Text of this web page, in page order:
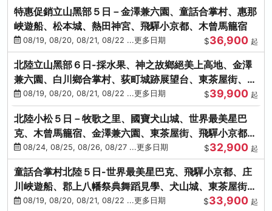
特惠促銷立山黑部５日－金澤兼六園、童話合掌村、惠那
峽遊船、松本城、熱田神宮、飛驒小京都、木曾馬籠宿
08/19, 08/20, 08/21, 08/22 ...更多日期 $36,900 起
北陸立山黑部６日-採水果、神之故鄉絕美上高地、金澤
兼六園、白川鄉合掌村、荻町城跡展望台、東茶屋街、名
花之里絢爛花海
08/19, 08/20, 08/21, 08/22 ...更多日期 $39,900 起
北陸小松５日－牧歌之里、國寶犬山城、世界最美星巴
克、木曾馬籠宿、金澤兼六園、東茶屋街、飛驒小京都、
白川鄉合掌村
08/24, 08/25, 08/26, 08/27 ...更多日期 $32,900 起
童話合掌村北陸５日-世界最美星巴克、飛驒小京都、庄
川峽遊船、郡上八幡祭典舞蹈見學、犬山城、東茶屋街、
松葉蟹、金箔冰淇淋
08/19, 08/20, 08/21, 08/22 ...更多日期 $33,900 起